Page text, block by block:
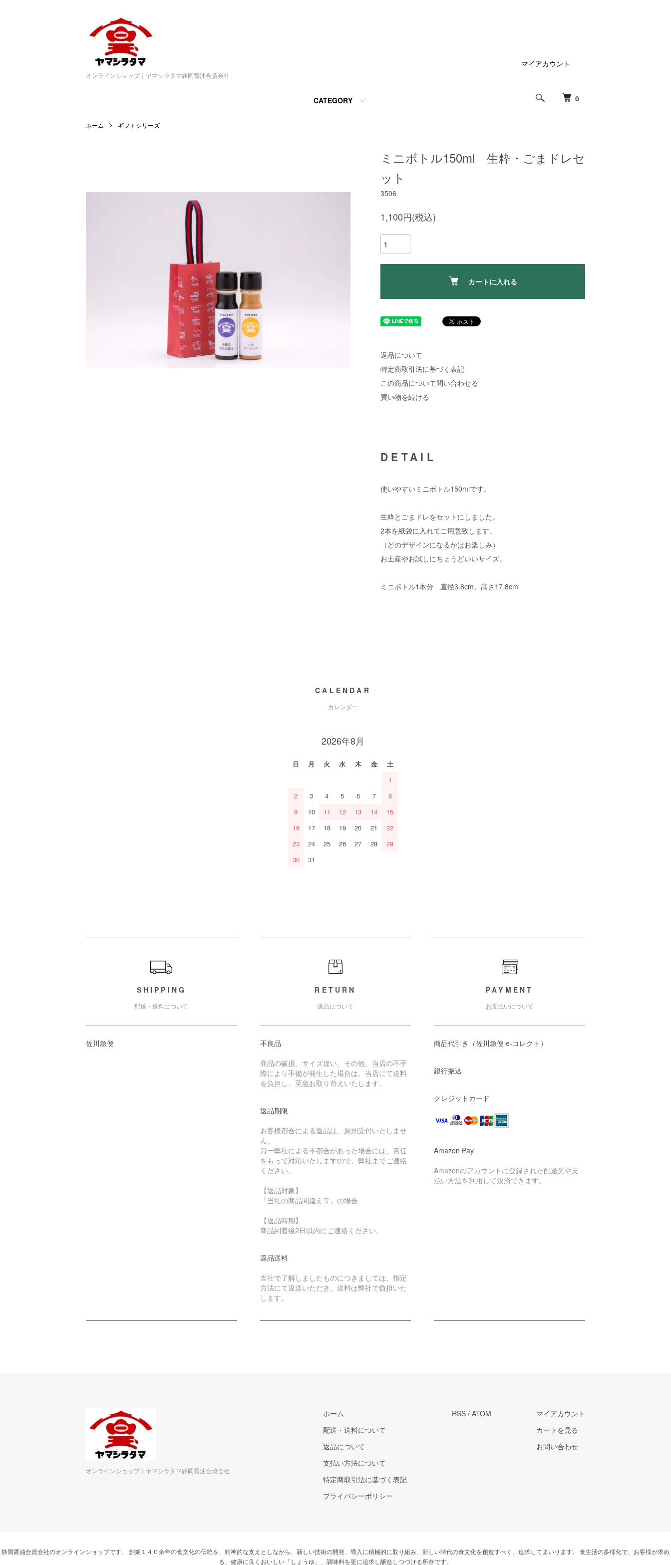
オンラインショップ｜ヤマシラタマ静岡醤油合資会社
0
CATEGORY
マイアカウント
ホーム ギフトシリーズ
ミニボトル150ml 生粋・ごまドレセ
ット
3506
1,100円(税込)
カートに入れる
返品について
特定商取引法に基づく表記
この商品について問い合わせる
買い物を続ける
DETAIL
使いやすいミニボトル150mlです。
生粋とごまドレをセットにしました。
2本を紙袋に入れてご用意致します。
（どのデザインになるかはお楽しみ）
お土産やお試しにちょうどいいサイズ。
ミニボトル1本分 直径3.8cm、高さ17.8cm
CALENDAR
カレンダー
2026年8月
日 月 火 水 木 金
土
1
2
3 4 5 6 7
8
9
10 11 12 13 14
15
16
17 18 19 20 21
22
23
24 25 26 27 28
29
30
31
SHIPPING
配送・送料について
佐川急便
RETURN
返品について
不良品
商品の破損、サイズ違い、その他、当店の不手
際により不備が発生した場合は、当店にて送料
を負担し、至急お取り替えいたします。
返品期限
お客様都合による返品は、原則受付いたしませ
ん。
万一弊社による不都合があった場合には、責任
をもって対応いたしますので、弊社までご連絡
ください。
【返品対象】
「当社の商品間違え等」の場合
【返品時期】
商品到着後2日以内にご連絡ください。
返品送料
当社で了解しましたものにつきましては、指定
方法にて返送いただき、送料は弊社で負担いた
します。
PAYMENT
お支払いについて
商品代引き（佐川急便 e-コレクト）
銀行振込
クレジットカード
Amazon Pay
Amazonのアカウントに登録された配送先や支
払い方法を利用して決済できます。
オンラインショップ｜ヤマシラタマ静岡醤油合資会社
ホーム
配送・送料について
返品について
支払い方法について
特定商取引法に基づく表記
プライバシーポリシー
RSS / ATOM
マイアカウント
カートを見る
お問い合わせ
静岡醤油合資会社のオンラインショップです。 創業１４０余年の食文化の伝統を、精神的な支えとしながら、新しい技術の開発、導入に積極的に取り組み、新しい時代の食文化を創造すべく、追求してまいります。 食生活の多様化で、お客様が求め
る、健康に良くおいしい「しょうゆ」、調味料を更に追求し醸造しつづける所存です。